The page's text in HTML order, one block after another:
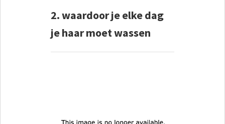
2. waardoor je elke dag
je haar moet wassen